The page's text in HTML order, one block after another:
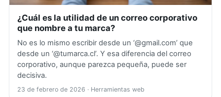
¿Cuál es la utilidad de un correo corporativo
que nombre a tu marca?
No es lo mismo escribir desde un ‘@gmail.com’ que
desde un ‘@tumarca.cl’. Y esa diferencia del correo
corporativo, aunque parezca pequeña, puede ser
decisiva.
23 de febrero de 2026 · Herramientas web